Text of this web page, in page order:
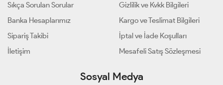
Sıkça Sorulan Sorular
Banka Hesaplarımız
Sipariş Takibi
İletişim
Gizlilik ve Kvkk Bilgileri
Kargo ve Teslimat Bilgileri
İptal ve İade Koşulları
Mesafeli Satış Sözleşmesi
Sosyal Medya